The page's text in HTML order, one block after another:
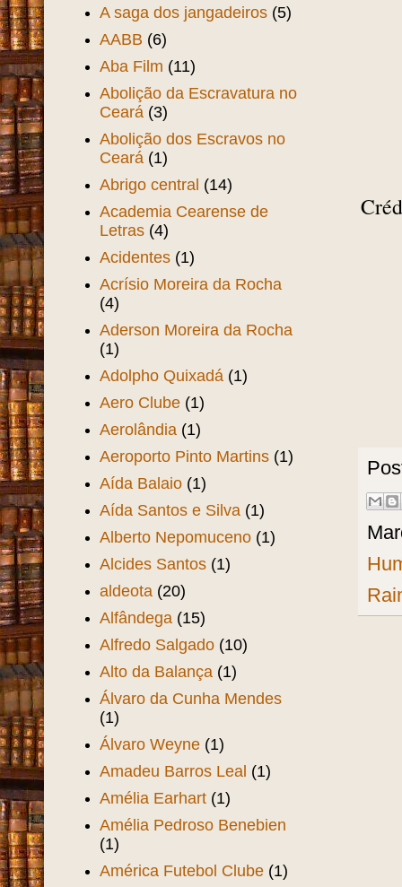
A saga dos jangadeiros (5)
AABB (6)
Aba Film (11)
Abolição da Escravatura no
Ceará (3)
Abolição dos Escravos no
Ceará (1)
Abrigo central (14)
Academia Cearense de
Letras (4)
Acidentes (1)
Acrísio Moreira da Rocha
(4)
Aderson Moreira da Rocha
(1)
Adolpho Quixadá (1)
Aero Clube (1)
Aerolândia (1)
Aeroporto Pinto Martins (1)
Aída Balaio (1)
Aída Santos e Silva (1)
Alberto Nepomuceno (1)
Alcides Santos (1)
aldeota (20)
Alfândega (15)
Alfredo Salgado (10)
Alto da Balança (1)
Álvaro da Cunha Mendes
(1)
Álvaro Weyne (1)
Amadeu Barros Leal (1)
Amélia Earhart (1)
Amélia Pedroso Benebien
(1)
América Futebol Clube (1)